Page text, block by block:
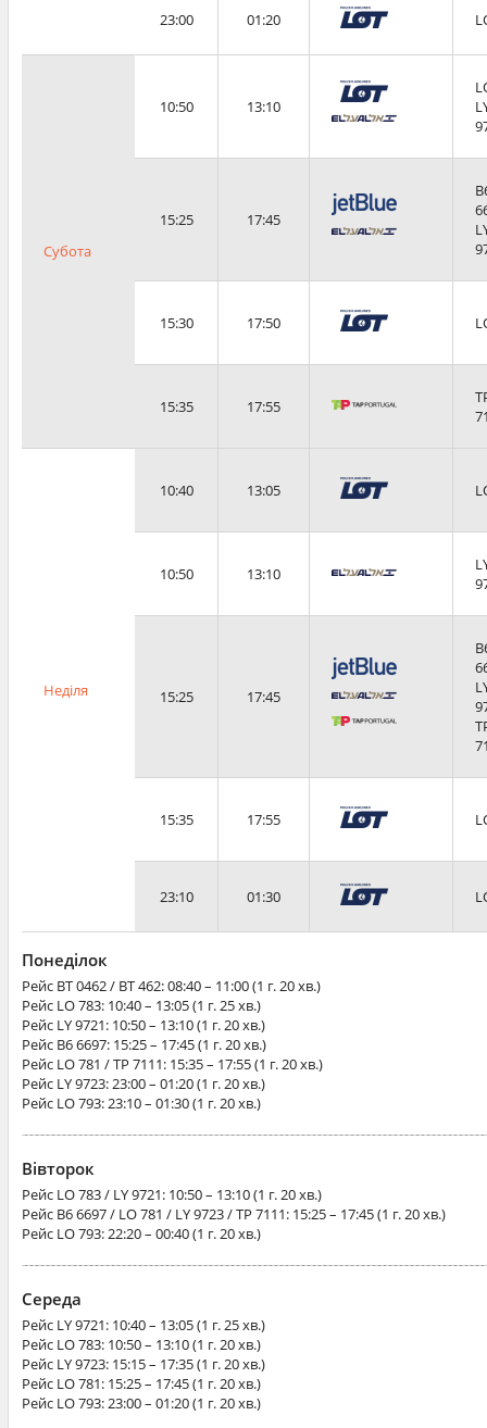
23:00 01:20
Субота
10:50 13:10
15:25 17:45
15:30 17:50
15:35 17:55
Неділя
10:40 13:05
10:50 13:10
15:25 17:45
15:35 17:55
23:10 01:30
Понеділок
Рейс BT 0462 / BT 462: 08:40 – 11:00 (1 г. 20 хв.)
Рейс LO 783: 10:40 – 13:05 (1 г. 25 хв.)
Рейс LY 9721: 10:50 – 13:10 (1 г. 20 хв.)
Рейс B6 6697: 15:25 – 17:45 (1 г. 20 хв.)
Рейс LO 781 / TP 7111: 15:35 – 17:55 (1 г. 20 хв.)
Рейс LY 9723: 23:00 – 01:20 (1 г. 20 хв.)
Рейс LO 793: 23:10 – 01:30 (1 г. 20 хв.)
Вівторок
Рейс LO 783 / LY 9721: 10:50 – 13:10 (1 г. 20 хв.)
Рейс B6 6697 / LO 781 / LY 9723 / TP 7111: 15:25 – 17:45 (1 г. 20 хв.)
Рейс LO 793: 22:20 – 00:40 (1 г. 20 хв.)
Середа
Рейс LY 9721: 10:40 – 13:05 (1 г. 25 хв.)
Рейс LO 783: 10:50 – 13:10 (1 г. 20 хв.)
Рейс LY 9723: 15:15 – 17:35 (1 г. 20 хв.)
Рейс LO 781: 15:25 – 17:45 (1 г. 20 хв.)
Рейс LO 793: 23:00 – 01:20 (1 г. 20 хв.)